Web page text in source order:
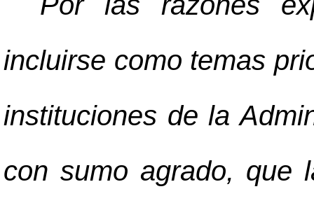
incluirse como temas
instituciones de la
con sumo agrado, que